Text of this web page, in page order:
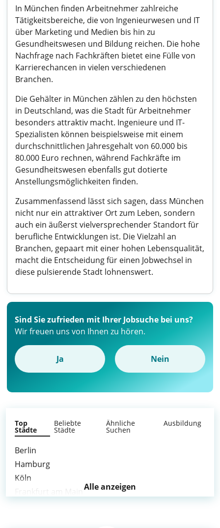
In München finden Arbeitnehmer zahlreiche
Tätigkeitsbereiche, die von Ingenieurwesen und IT
über Marketing und Medien bis hin zu
Gesundheitswesen und Bildung reichen. Die hohe
Nachfrage nach Fachkräften bietet eine Fülle von
Karrierechancen in vielen verschiedenen
Branchen.
Die Gehälter in München zählen zu den höchsten
in Deutschland, was die Stadt für Arbeitnehmer
besonders attraktiv macht. Ingenieure und IT-
Spezialisten können beispielsweise mit einem
durchschnittlichen Jahresgehalt von 60.000 bis
80.000 Euro rechnen, während Fachkräfte im
Gesundheitswesen ebenfalls gut dotierte
Anstellungsmöglichkeiten finden.
Zusammenfassend lässt sich sagen, dass München
nicht nur ein attraktiver Ort zum Leben, sondern
auch ein äußerst vielversprechender Standort für
berufliche Entwicklungen ist. Die Vielzahl an
Branchen, gepaart mit einer hohen Lebensqualität,
macht die Entscheidung für einen Jobwechsel in
diese pulsierende Stadt lohnenswert.
Sind Sie zufrieden mit Ihrer Jobsuche bei uns?
Wir freuen uns von Ihnen zu hören.
Ja Nein
Top
Städte
Beliebte
Städte
Ähnliche
Suchen
Ausbildung
Berlin
Hamburg
Köln
Alle anzeigen